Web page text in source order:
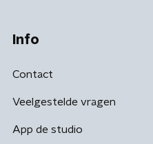
Info
Contact
Veelgestelde vragen
App de studio